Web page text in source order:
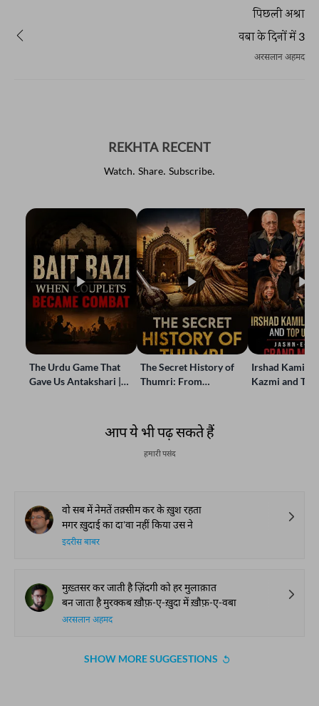
पिछली अश्रा
वबा के दिनों में 3
अरसलान अहमद
REKHTA RECENT
Watch. Share. Subscribe.
The Urdu Game That
Gave Us Antakshari |
The Secret History of
Thumri: From
Irshad Kamil,
Kazmi and
आप ये भी पढ़ सकते हैं
हमारी पसंद
वो सब में नेमतें तक़्सीम कर के ख़ुश रहता
मगर ख़ुदाई का दा'वा नहीं किया उस ने
इदरीस बाबर
मुख़्तसर कर जाती है ज़िंदगी को हर मुलाक़ात
बन जाता है मुरक्कब ख़ौफ़-ए-ख़ुदा में ख़ौफ़-ए-वबा
अरसलान अहमद
SHOW MORE SUGGESTIONS